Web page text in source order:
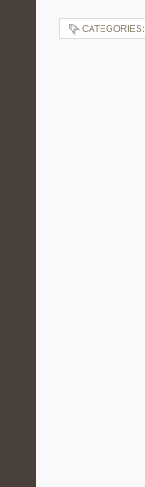
CATEGORIES: